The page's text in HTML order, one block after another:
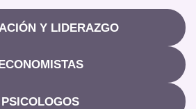
Y LIDERAZGO
PSICOLOGOS